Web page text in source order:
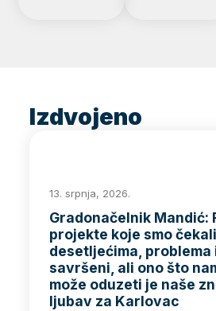
Izdvojeno
13. srpnja, 2026.
Gradonačelnik Mandić:
projekte koje smo čekali
desetljećima, problema
savršeni, ali ono što
može oduzeti je naše
ljubav za Karlovac